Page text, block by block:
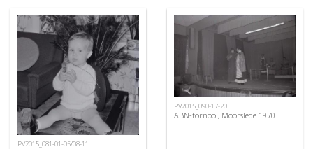
PV2015_081-01-05/08-11
PV2015_090-17-20
ABN-tornooi, Moorslede 1970